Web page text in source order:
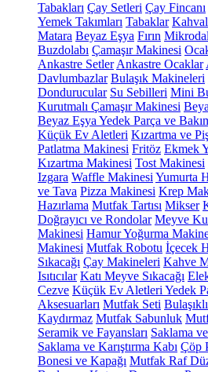
Tabakları Çay Setleri Çay Fincanı
Yemek Takımları Tabaklar
Matara Beyaz Eşya Fırın
Buzdolabı Çamaşır Makinesi
Ankastre Setler Ankastre Ocaklar
Davlumbazlar Bulaşık Makineleri
Dondurucular Su Sebilleri Mini
Kurutmalı Çamaşır Makinesi
Beyaz Eşya Yedek Parça ve
Küçük Ev Aletleri Kızartma ve
Patlatma Makinesi Fritöz Ekmek
Kızartma Makinesi Tost Makinesi
Izgara Waffle Makinesi Yumurta
ve Tava Pizza Makinesi Krep
Hazırlama Mutfak Tartısı Mikser
Doğrayıcı ve Rondolar Meyve
Makinesi Hamur Yoğurma
Makinesi Mutfak Robotu İçecek
Sıkacağı Çay Makineleri Kahve
Isıtıcılar Katı Meyve Sıkacağı
Cezve Küçük Ev Aletleri Yedek
Aksesuarları Mutfak Seti
Kaydırmaz Mutfak Sabunluk
Seramik ve Fayansları Saklama
Saklama ve Karıştırma Kabı Çöp
Bonesi ve Kapağı Mutfak Raf